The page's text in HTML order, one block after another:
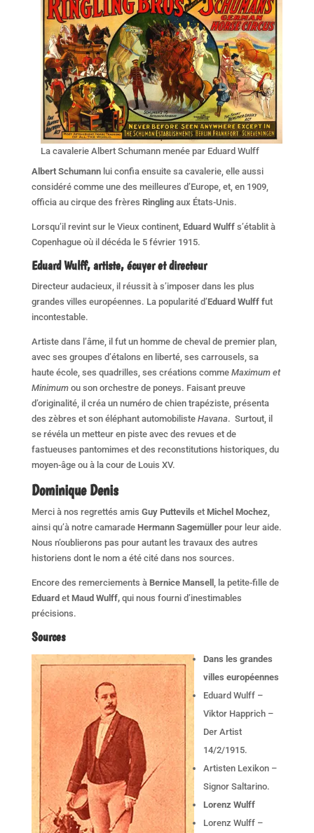
La cavalerie Albert Schumann menée par Eduard Wulff
Albert Schumann lui confia ensuite sa cavalerie, elle aussi
considéré comme une des meilleures d’Europe, et, en 1909,
officia au cirque des frères Ringlingaux États-Unis.
Lorsqu’il revint sur le Vieux continent, Eduard Wulffs’établit à
Copenhague où il décéda le 5 février 1915.
Eduard Wulff, artiste, écuyer et directeur
Directeur audacieux, il réussit à s’imposer dans les plus
grandes villes européennes. La popularité d’Eduard Wulff fut
incontestable.
Artiste dans l’âme, il fut un homme de cheval de premier plan,
avec ses groupes d’étalons en liberté, ses carrousels, sa
haute école, ses quadrilles, ses créations comme Maximum et
Minimumou son orchestre de poneys. Faisant preuve
d’originalité, il créa un numéro de chien trapéziste, présenta
des zèbres et son éléphant automobiliste Havana. Surtout, il
se révéla un metteur en piste avec des revues et de
fastueuses pantomimes et des reconstitutions historiques, du
moyen-âge ou à la cour de Louis XV.
Dominique Denis
Merci à nos regrettés amis Guy Puttevils et Michel Mochez
ainsi qu’à notre camarade Hermann Sagemüllerpour leur aide.
Nous n’oublierons pas pour autant les travaux des autres
historiens dont le nom a été cité dans nos sources.
Encore des remerciements à Bernice Mansell
, la petite-fille de
Eduard et Maud Wulff, qui nous fourni d’inestimables
précisions.
Sources
Dans les grandes
villes européennes
Eduard Wulff –
Viktor Happrich –
Der Artist
14/2/1915.
Artisten Lexikon –
Signor Saltarino.
Lorenz Wulff
Lorenz Wulff –